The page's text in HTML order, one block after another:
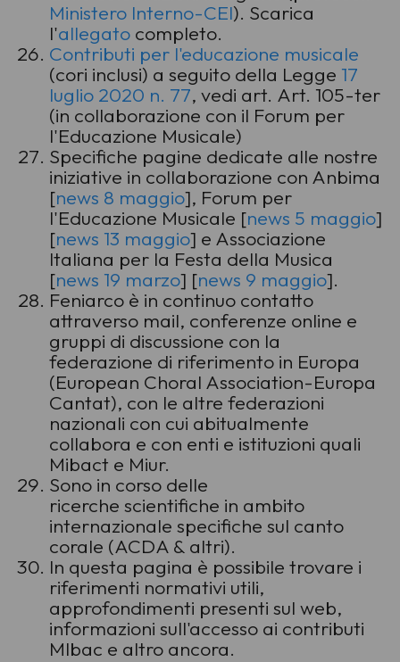
Ministero Interno-CEI). Scarica
l'allegato completo.
Contributi per l'educazione musicale
(cori inclusi) a seguito della Legge 17
luglio 2020 n. 77, vedi art. Art. 105-ter
(in collaborazione con il Forum per
l'Educazione Musicale)
Specifiche pagine dedicate alle nostre
iniziative in collaborazione con Anbima
[news 8 maggio], Forum per
l'Educazione Musicale [news 5 maggio]
[news 13 maggio] e Associazione
Italiana per la Festa della Musica
[news 19 marzo] [news 9 maggio].
Feniarco è in continuo contatto
attraverso mail, conferenze online e
gruppi di discussione con la
federazione di riferimento in Europa
(European Choral Association-Europa
Cantat), con le altre federazioni
nazionali con cui abitualmente
collabora e con enti e istituzioni quali
Mibact e Miur.
Sono in corso delle
ricerche scientifiche in ambito
internazionale specifiche sul canto
corale (ACDA & altri).
In questa pagina è possibile trovare i
riferimenti normativi utili,
approfondimenti presenti sul web,
informazioni sull'accesso ai contributi
MIbac e altro ancora.